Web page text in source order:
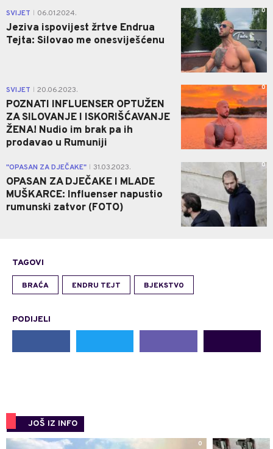
SVIJET 06.01.2024.
Jeziva ispovijest žrtve Endrua
Tejta: Silovao me onesviješćenu
0
SVIJET 20.06.2023.
POZNATI INFLUENSER OPTUŽEN
ZA SILOVANJE I ISKORIŠĆAVANJE
ŽENA! Nudio im brak pa ih
prodavao u Rumuniji
0
"OPASAN ZA DJEČAKE" 31.03.2023.
OPASAN ZA DJEČAKE I MLADE
MUŠKARCE: Influenser napustio
rumunski zatvor (FOTO)
0
TAGOVI
BRAĆA ENDRU TEJT BJEKSTVO
PODIJELI
JOŠ IZ INFO
0